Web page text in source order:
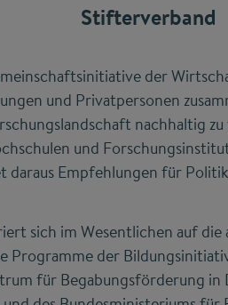
Stifterverband
der
und Privatpersonen
nachhaltig
und
daraus Empfehlungen für
sich im Wesentlichen auf
Programme der
für Begabungsförderung in